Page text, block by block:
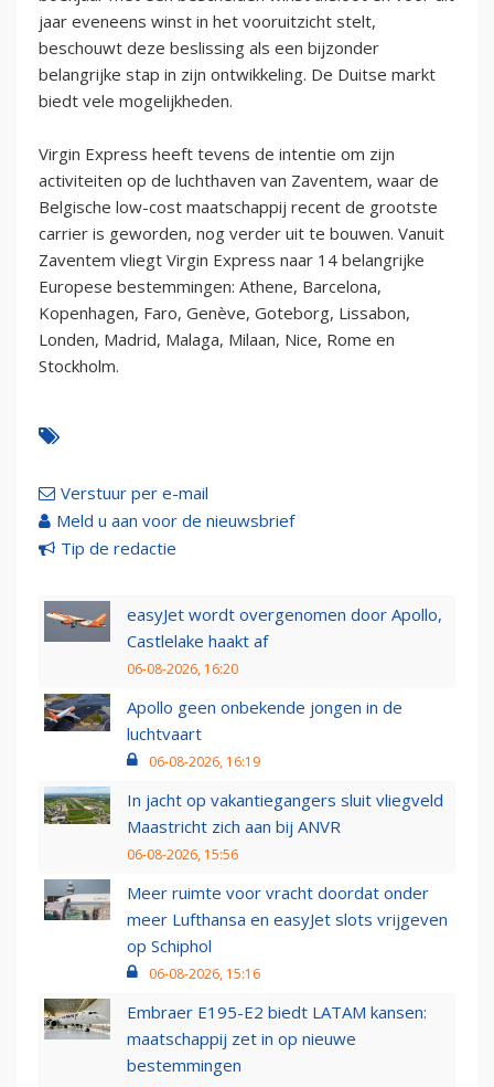
jaar eveneens winst in het vooruitzicht stelt,
beschouwt deze beslissing als een bijzonder
belangrijke stap in zijn ontwikkeling. De Duitse markt
biedt vele mogelijkheden.
Virgin Express heeft tevens de intentie om zijn
activiteiten op de luchthaven van Zaventem, waar de
Belgische low-cost maatschappij recent de grootste
carrier is geworden, nog verder uit te bouwen. Vanuit
Zaventem vliegt Virgin Express naar 14 belangrijke
Europese bestemmingen: Athene, Barcelona,
Kopenhagen, Faro, Genève, Goteborg, Lissabon,
Londen, Madrid, Malaga, Milaan, Nice, Rome en
Stockholm.
Verstuur per e-mail
Meld u aan voor de nieuwsbrief
Tip de redactie
easyJet wordt overgenomen door Apollo,
Castlelake haakt af
06-08-2026, 16:20
Apollo geen onbekende jongen in de
luchtvaart
06-08-2026, 16:19
In jacht op vakantiegangers sluit vliegveld
Maastricht zich aan bij ANVR
06-08-2026, 15:56
Meer ruimte voor vracht doordat onder
meer Lufthansa en easyJet slots vrijgeven
op Schiphol
06-08-2026, 15:16
Embraer E195-E2 biedt LATAM kansen:
maatschappij zet in op nieuwe
bestemmingen